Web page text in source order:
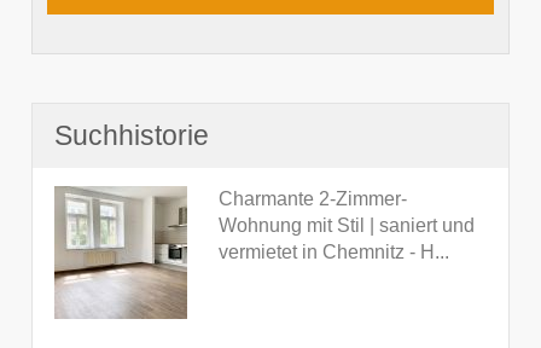
Suchhistorie
Charmante 2-Zimmer-
Wohnung mit Stil | saniert und
vermietet in Chemnitz - H...